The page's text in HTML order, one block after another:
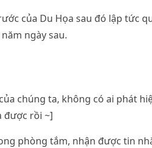
của Du Họa sau đó lập tức
ngày sau.
chúng ta, không có ai phát
được rồi ~]
phòng tắm, nhận được tin